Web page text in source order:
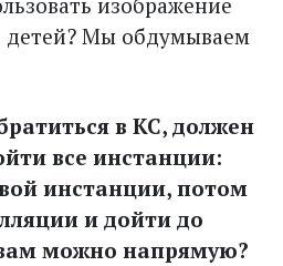
детей? Мы обдумываем
в КС, должен
все инстанции:
инстанции, потом
и дойти до
можно напрямую?